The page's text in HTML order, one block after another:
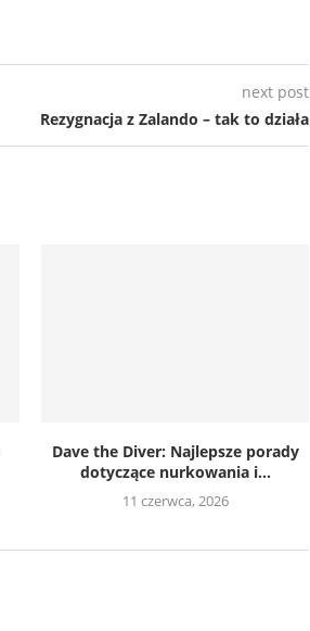
next post
Rezygnacja z Zalando – tak to działa
Dave the Diver: Najlepsze porady
dotyczące nurkowania i...
11 czerwca, 2026